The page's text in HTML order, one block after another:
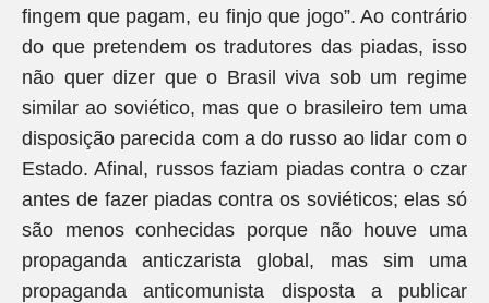
fingem que pagam, eu finjo que jogo”. Ao contrário
do que pretendem os tradutores das piadas, isso
não quer dizer que o Brasil viva sob um regime
similar ao soviético, mas que o brasileiro tem uma
disposição parecida com a do russo ao lidar com o
Estado. Afinal, russos faziam piadas contra o czar
antes de fazer piadas contra os soviéticos; elas só
são menos conhecidas porque não houve uma
propaganda anticzarista global, mas sim uma
propaganda anticomunista disposta a publicar